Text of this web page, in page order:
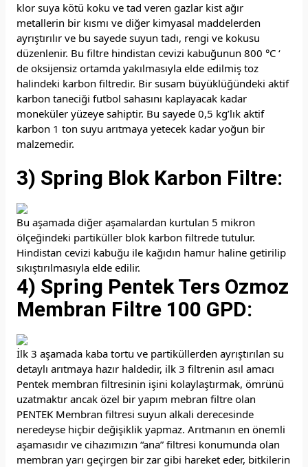
klor suya kötü koku ve tad veren gazlar kist ağır
metallerin bir kısmı ve diğer kimyasal maddelerden
ayrıştırılır ve bu sayede suyun tadı, rengi ve kokusu
düzenlenir. Bu filtre hindistan cevizi kabuğunun 800 °C ‘
de oksijensiz ortamda yakılmasıyla elde edilmiş toz
halindeki karbon filtredir. Bir susam büyüklüğündeki aktif
karbon taneciği futbol sahasını kaplayacak kadar
moneküler yüzeye sahiptir. Bu sayede 0,5 kg’lık aktif
karbon 1 ton suyu arıtmaya yetecek kadar yoğun bir
malzemedir.
3) Spring Blok Karbon Filtre:
Bu aşamada diğer aşamalardan kurtulan 5 mikron
ölçeğindeki partiküller blok karbon filtrede tutulur.
Hindistan cevizi kabuğu ile kağıdın hamur haline getirilip
sıkıştırılmasıyla elde edilir.
4) Spring Pentek Ters Ozmoz
Membran Filtre 100 GPD:
İlk 3 aşamada kaba tortu ve partiküllerden ayrıştırılan su
detaylı arıtmaya hazır haldedir, ilk 3 filtrenin asıl amacı
Pentek membran filtresinin işini kolaylaştırmak, ömrünü
uzatmaktır ancak özel bir yapım mebran filtre olan
PENTEK Membran filtresi suyun alkali derecesinde
neredeyse hiçbir değişiklik yapmaz. Arıtmanın en önemli
aşamasıdır ve cihazımızın “ana” filtresi konumunda olan
membran yarı geçirgen bir zar gibi hareket eder, bitkilerin